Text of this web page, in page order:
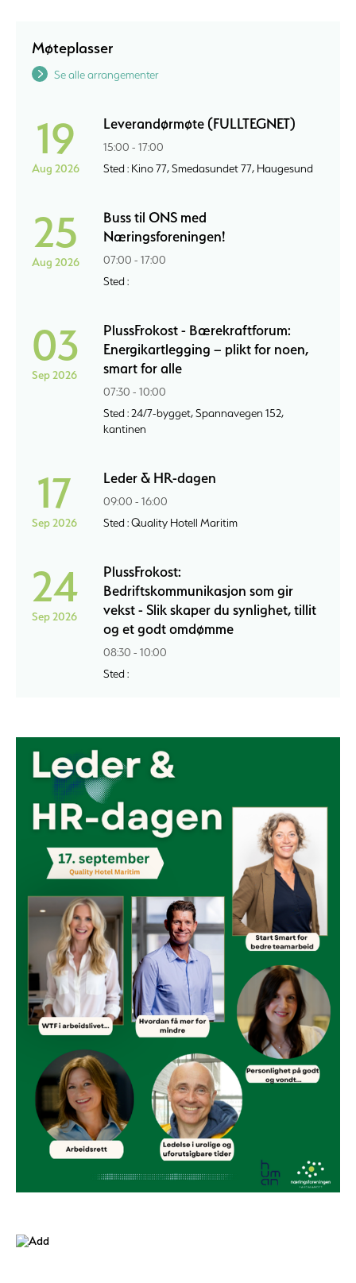
Møteplasser
Se alle arrangementer
19
Aug 2026
Leverandørmøte (FULLTEGNET)
15:00 - 17:00
Sted : Kino 77, Smedasundet 77, Haugesund
25
Aug 2026
Buss til ONS med
Næringsforeningen!
07:00 - 17:00
Sted :
03
Sep 2026
PlussFrokost - Bærekraftforum:
Energikartlegging – plikt for noen,
smart for alle
07:30 - 10:00
Sted : 24/7-bygget, Spannavegen 152,
kantinen
17
Sep 2026
Leder & HR-dagen
09:00 - 16:00
Sted : Quality Hotell Maritim
24
Sep 2026
PlussFrokost:
Bedriftskommunikasjon som gir
vekst - Slik skaper du synlighet, tillit
og et godt omdømme
08:30 - 10:00
Sted :